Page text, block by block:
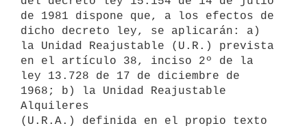
de 1981 dispone que, a los efectos de
dicho decreto ley, se aplicarán: a)
la Unidad Reajustable (U.R.) prevista
en el artículo 38, inciso 2º de la
ley 13.728 de 17 de diciembre de
1968; b) la Unidad Reajustable
Alquileres
(U.R.A.) definida en el propio texto